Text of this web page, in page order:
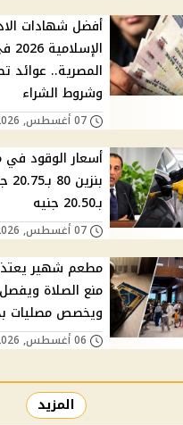
أفضل شهادات
وشروط الشراء
07 أغسطس, 2026 02:01 ص
أسعار الوقود في
بـ20.50 جنيه
07 أغسطس, 2026 12:14 ص
مطعم شهير
منع الصلاة
ويخصص مصليات
06 أغسطس, 2026 11:51 م
المزيد